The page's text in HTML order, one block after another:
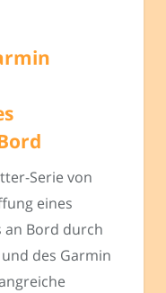
Serie von
eines
an Bord durch
des Garmin